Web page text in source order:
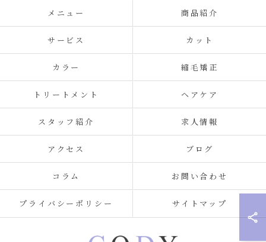
メニュー 商品紹介
サービス カット
カラー 縮毛矯正
トリートメント ヘアケア
スタッフ紹介 求人情報
アクセス ブログ
コラム お問い合わせ
プライバシーポリシー サイトマップ